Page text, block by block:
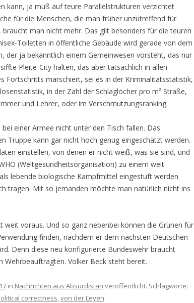
kann, ja muß auf teure Parallelstrukturen verzichtet
für die Menschen, die man früher unzutreffend für
man nicht mehr. Das gilt besonders für die teuren
Toiletten in öffentliche Gebäude wird gerade von dem
der ja bekanntlich einem Gemeinwesen vorsteht, das nur
Pleite-City halten, das aber tatsächlich in allen
Fortschritts marschiert, sei es in der Kriminalitätsstatistik,
in der Zahl der Schlaglöcher pro m² Straße,
und Lehrer, oder im Verschmutzungsranking.
einer Armee nicht unter den Tisch fallen. Das
Truppe kann gar nicht hoch genug eingeschätzt werden.
einstellen, von denen er nicht weiß, was sie sind, und
(Weltgesundheitsorganisation) zu einem weit
lebende biologische Kampfmittel eingestuft werden
tragen. Mit so jemanden möchte man natürlich nicht ins
weit voraus. Und so ganz nebenbei können die Grünen für
finden, nachdem er dem nächsten Deutschen
Denn diese neu konfigurierte Bundeswehr braucht
Wehrbeauftragten. Volker Beck steht bereit.
in Nachrichten aus Absurdistan veröffentlicht. Schlagworte:
correctness,von der Leyen.